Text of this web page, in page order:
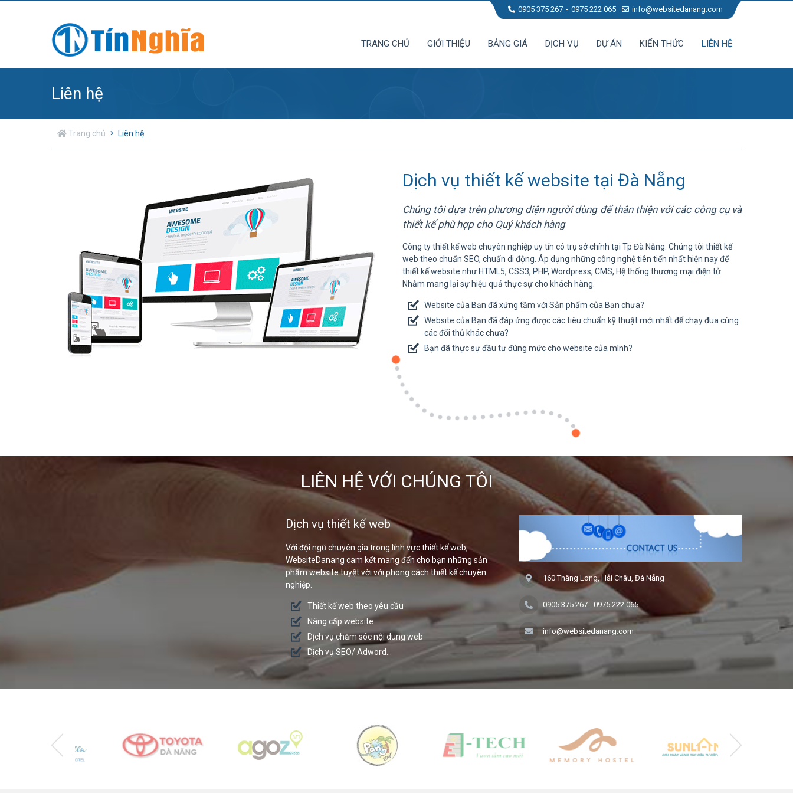
0905 375 267 0975 222 065 info@websitedanang.com
TRANG CHỦ GIỚI THIỆU BẢNG GIÁ DỊCH VỤ DỰ ÁN KIẾN THỨC LIÊN HỆ
Liên hệ
Trang chủ Liên hệ
Dịch vụ thiết kế website tại Đà Nẵng
Chúng tôi dựa trên phương diện người dùng để thân thiện với các công cụ và
thiết kế phù hợp cho Quý khách hàng
Công ty thiết kế web chuyên nghiệp uy tín có trụ sở chính tại Tp Đà Nẵng. Chúng tôi thiết kế
web theo chuẩn SEO, chuẩn di động. Áp dụng những công nghệ tiên tiến nhất hiện nay để
thiết kế website như HTML5, CSS3, PHP, Wordpress, CMS, Hệ thống thương mại điện tử.
Nhằm mang lại sự hiệu quả thực sự cho khách hàng.
Website của Bạn đã xứng tầm với Sản phẩm của Bạn chưa?
Website của Bạn đã đáp ứng được các tiêu chuẩn kỹ thuật mới nhất để chạy đua cùng
các đối thủ khác chưa?
Bạn đã thực sự đầu tư đúng mức cho website của mình?
LIÊN HỆ VỚI CHÚNG TÔI
Dịch vụ thiết kế web
Với đội ngũ chuyên gia trong lĩnh vực thiết kế web,
WebsiteDanang cam kết mang đến cho bạn những sản
phẩm website tuyệt vời với phong cách thiết kế chuyên
nghiệp.
Thiết kế web theo yêu cầu
Nâng cấp website
Dịch vụ chăm sóc nội dung web
Dịch vụ SEO/ Adword...
160 Thăng Long, Hải Châu, Đà Nẵng
0905 375 267 -0975 222 065
info@websitedanang.com